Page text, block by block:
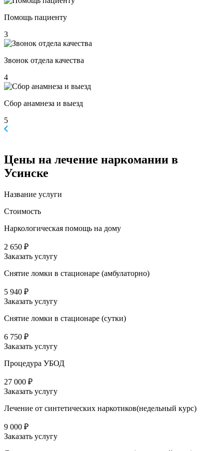
Помощь пациенту
3
Звонок отдела качества
4
Сбор анамнеза и выезд
5
Цены на лечение наркомании в
Усинске
Название услуги
Стоимость
Наркологическая помощь на дому
2 650 ₽
Заказать услугу
Снятие ломки в стационаре (амбулаторно)
5 940 ₽
Заказать услугу
Снятие ломки в стационаре (сутки)
6 750 ₽
Заказать услугу
Процедура УБОД
27 000 ₽
Заказать услугу
Лечение от синтетических наркотиков(недельный курс)
9 000 ₽
Заказать услугу